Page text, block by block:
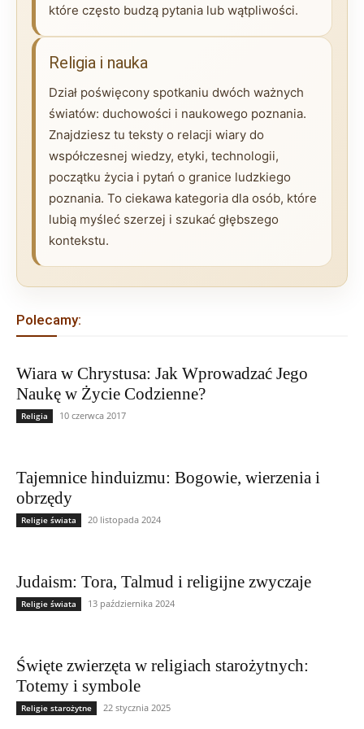
które często budzą pytania lub wątpliwości.
Religia i nauka
Dział poświęcony spotkaniu dwóch ważnych
światów: duchowości i naukowego poznania.
Znajdziesz tu teksty o relacji wiary do
współczesnej wiedzy, etyki, technologii,
początku życia i pytań o granice ludzkiego
poznania. To ciekawa kategoria dla osób, które
lubią myśleć szerzej i szukać głębszego
kontekstu.
Polecamy:
Wiara w Chrystusa: Jak Wprowadzać Jego
Naukę w Życie Codzienne?
Religia 10 czerwca 2017
Tajemnice hinduizmu: Bogowie, wierzenia i
obrzędy
Religie świata 20 listopada 2024
Judaism: Tora, Talmud i religijne zwyczaje
Religie świata 13 października 2024
Święte zwierzęta w religiach starożytnych:
Totemy i symbole
Religie starożytne 22 stycznia 2025